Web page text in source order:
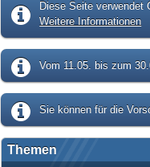
Diese Seite verwendet
Weitere Informationen
Vom 11.05. bis zum
Sie können für die
Themen